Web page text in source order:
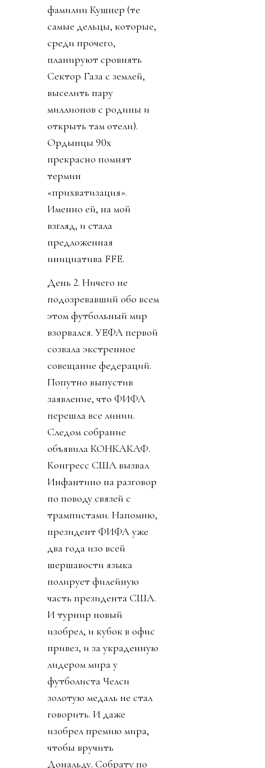
фамилии Кушнер (те
самые дельцы, которые,
среди прочего,
планируют сровнять
Сектор Газа с землей,
выселить пару
миллионов с родины и
открыть там отели).
Ордынцы 90х
прекрасно помнят
термин
«прихватизация».
Именно ей, на мой
взгляд, и стала
предложенная
инициатива FFE.
День 2. Ничего не
подозревавший обо всем
этом футбольный мир
взорвался. УЕФА первой
созвала экстренное
совещание федераций.
Попутно выпустив
заявление, что ФИФА
перешла все линии.
Следом собрание
объявила КОНКАКАФ.
Конгресс США вызвал
Инфантино на разговор
по поводу связей с
трампистами. Напомню,
президент ФИФА уже
два года изо всей
шершавости языка
полирует филейную
часть президента США.
И турнир новый
изобрел, и кубок в офис
привез, и за украденную
лидером мира у
футболиста Челси
золотую медаль не стал
говорить. И даже
изобрел премию мира,
чтобы вручить
Дональду. Собрату по